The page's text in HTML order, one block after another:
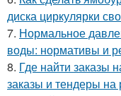
диска циркулярки
7. Нормальное
воды: нормативы и
8. Где найти заказы
заказы и тендеры на